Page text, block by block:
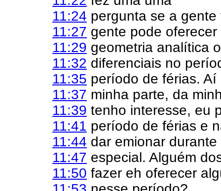
11:24 pergunta se a
11:27 gente pode
11:29 geometria analítica
11:32 diferenciais no
11:35 período de férias.
11:37 minha parte, da
11:39 tenho interesse, eu
11:41 período de férias e
11:44 dar emionar
11:47 especial. Alguém
11:50 fazer eh oferecer